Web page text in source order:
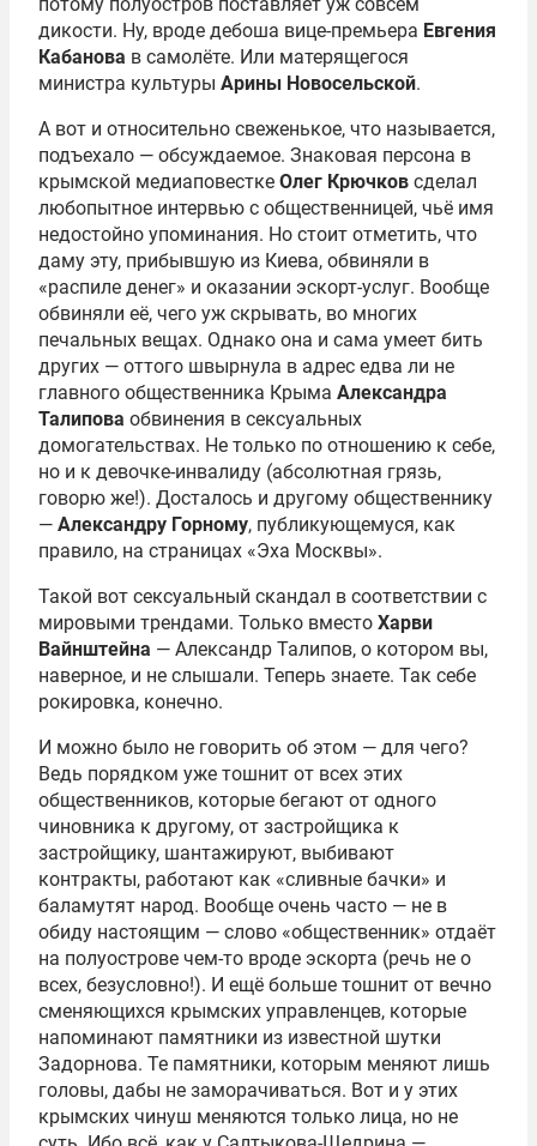
дикости. Ну, вроде дебоша вице-премьера Евгения
Кабанова в самолёте. Или матерящегося
министра культуры Арины Новосельской.
А вот и относительно свеженькое, что называется,
подъехало — обсуждаемое. Знаковая персона в
крымской медиаповестке Олег Крючков сделал
любопытное интервью с общественницей, чьё имя
недостойно упоминания. Но стоит отметить, что
даму эту, прибывшую из Киева, обвиняли в
«распиле денег» и оказании эскорт-услуг. Вообще
обвиняли её, чего уж скрывать, во многих
печальных вещах. Однако она и сама умеет бить
других — оттого швырнула в адрес едва ли не
главного общественника Крыма Александра
Талипова обвинения в сексуальных
домогательствах. Не только по отношению к себе,
но и к девочке-инвалиду (абсолютная грязь,
говорю же!). Досталось и другому общественнику
— Александру Горному, публикующемуся, как
правило, на страницах «Эха Москвы».
Такой вот сексуальный скандал в соответствии с
мировыми трендами. Только вместо Харви
Вайнштейна — Александр Талипов, о котором вы,
наверное, и не слышали. Теперь знаете. Так себе
рокировка, конечно.
И можно было не говорить об этом — для чего?
Ведь порядком уже тошнит от всех этих
общественников, которые бегают от одного
чиновника к другому, от застройщика к
застройщику, шантажируют, выбивают
контракты, работают как «сливные бачки» и
баламутят народ. Вообще очень часто — не в
обиду настоящим — слово «общественник» отдаёт
на полуострове чем-то вроде эскорта (речь не о
всех, безусловно!). И ещё больше тошнит от вечно
сменяющихся крымских управленцев, которые
напоминают памятники из известной шутки
Задорнова. Те памятники, которым меняют лишь
головы, дабы не заморачиваться. Вот и у этих
крымских чинуш меняются только лица, но не